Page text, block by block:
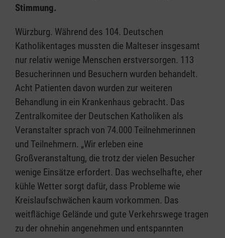
Stimmung.
Würzburg. Während des 104. Deutschen
Katholikentages mussten die Malteser insgesamt
nur relativ wenige Menschen erstversorgen. 113
Besucherinnen und Besuchern wurden behandelt.
Acht Patienten davon wurden zur weiteren
Behandlung in ein Krankenhaus gebracht. Das
Zentralkomitee der Deutschen Katholiken als
Veranstalter sprach von 74.000 Teilnehmerinnen
und Teilnehmern. „Wir erleben eine
Großveranstaltung, die trotz der vielen Besucher
wenige Einsätze erfordert. Das wechselhafte, eher
kühle Wetter sorgt dafür, dass Probleme wie
Kreislaufschwächen kaum vorkommen. Das
weitflächige Gelände und gute Verkehrswege tragen
zu der ohnehin angenehmen und entspannten